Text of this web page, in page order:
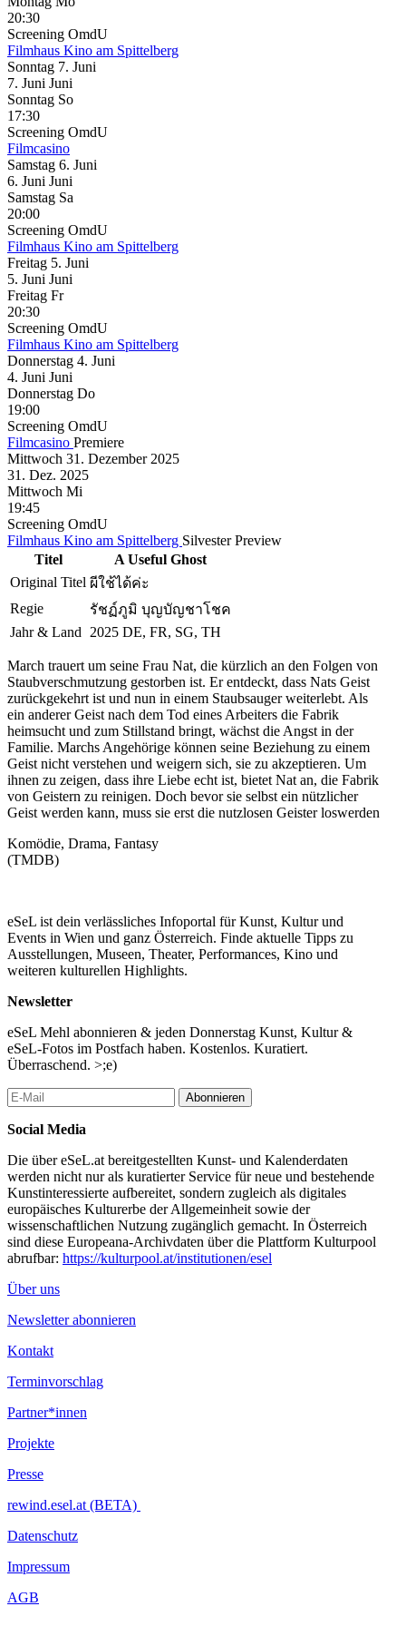
20:30
Screening OmdU
Filmhaus Kino am Spittelberg
Sonntag 7. Juni
7. Juni Juni
Sonntag So
17:30
Screening OmdU
Filmcasino
Samstag 6. Juni
6. Juni Juni
Samstag Sa
20:00
Screening OmdU
Filmhaus Kino am Spittelberg
Freitag 5. Juni
5. Juni Juni
Freitag Fr
20:30
Screening OmdU
Filmhaus Kino am Spittelberg
Donnerstag 4. Juni
4. Juni Juni
Donnerstag Do
19:00
Screening OmdU
Filmcasino Premiere
Mittwoch 31. Dezember 2025
31. Dez. 2025
Mittwoch Mi
19:45
Screening OmdU
Filmhaus Kino am Spittelberg Silvester Preview
Titel
A Useful Ghost
Original Titel ผีใช้ได้ค่ะ
Regie
รัชฏ์ภูมิ บุญบัญชาโชค
Jahr & Land
2025 DE, FR, SG, TH
March trauert um seine Frau Nat, die kürzlich an den Folgen von
Staubverschmutzung gestorben ist. Er entdeckt, dass Nats Geist
zurückgekehrt ist und nun in einem Staubsauger weiterlebt. Als
ein anderer Geist nach dem Tod eines Arbeiters die Fabrik
heimsucht und zum Stillstand bringt, wächst die Angst in der
Familie. Marchs Angehörige können seine Beziehung zu einem
Geist nicht verstehen und weigern sich, sie zu akzeptieren. Um
ihnen zu zeigen, dass ihre Liebe echt ist, bietet Nat an, die Fabrik
von Geistern zu reinigen. Doch bevor sie selbst ein nützlicher
Geist werden kann, muss sie erst die nutzlosen Geister loswerden
Komödie, Drama, Fantasy
(TMDB)
eSeL ist dein verlässliches Infoportal für Kunst, Kultur und
Events in Wien und ganz Österreich. Finde aktuelle Tipps zu
Ausstellungen, Museen, Theater, Performances, Kino und
weiteren kulturellen Highlights.
Newsletter
eSeL Mehl abonnieren & jeden Donnerstag Kunst, Kultur &
eSeL-Fotos im Postfach haben. Kostenlos. Kuratiert.
Überraschend. >;e)
Abonnieren
Social Media
Die über eSeL.at bereitgestellten Kunst- und Kalenderdaten
werden nicht nur als kuratierter Service für neue und bestehende
Kunstinteressierte aufbereitet, sondern zugleich als digitales
europäisches Kulturerbe der Allgemeinheit sowie der
wissenschaftlichen Nutzung zugänglich gemacht. In Österreich
sind diese Europeana-Archivdaten über die Plattform Kulturpool
abrufbar: https://kulturpool.at/institutionen/esel
Über uns
Newsletter abonnieren
Kontakt
Terminvorschlag
Partner*innen
Projekte
Presse
rewind.esel.at (BETA)
Datenschutz
Impressum
AGB